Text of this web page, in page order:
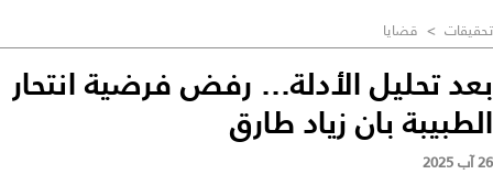
تحقيقات > قضايا
بعد تحليل الأدلة... رفض فرضية انتحار
الطبيبة بان زياد طارق
26 آب 2025